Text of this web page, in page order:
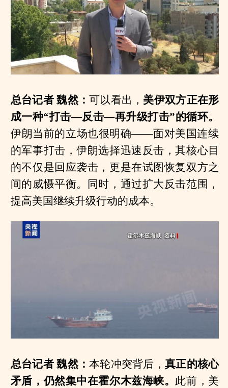
总台记者 魏然：可以看出， 美伊双方正在形
成一种“打击—反击—再升级打击”的循环。
伊朗当前的立场也很明确——面对美国连续
的军事打击，伊朗选择迅速反击，其核心目
的不仅是回应袭击，更是在试图恢复双方之
间的威慑平衡。同时，通过扩大反击范围，
提高美国继续升级行动的成本。
总台记者 魏然：本轮冲突背后，真正的核心
矛盾，仍然集中在霍尔木兹海峡。 此前，美